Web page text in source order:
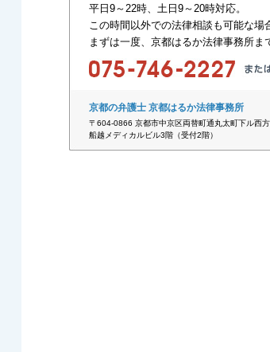
平日9～22時、土日9～20時対応。
この時間以外での法律相談も可能な場
まずは一度、京都はるか法律事務所ま
京都の弁護士 京都はるか法律事務所
〒604-0866 京都市中京区両替町通丸太町下ル西
船越メディカルビル3階（受付2階）